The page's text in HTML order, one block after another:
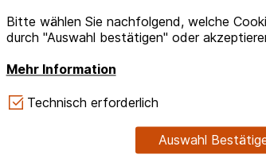
Bitte wählen Sie nachfolgend, welche
durch "Auswahl bestätigen" oder
Mehr Information
Technisch Notwendig:Hierbei handelt es
verzichtet werden kann.
Technisch erforderlich
Auswahl
UD lang anhaltende Linderung bei
beim Tragen harter oder weicher
Wind, Kälte, Trockenheit oder
oder
Arbeit an Computerbildschinnen,